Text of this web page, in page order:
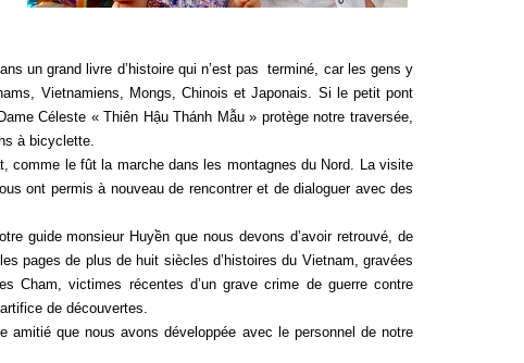
un grand livre d’histoire qui n’est pas terminé, car les gens y
Vietnamiens, Mongs, Chinois et Japonais. Si le petit pont
Céleste « Thiên Hậu Thánh Mẫu » protège notre traversée,
à bicyclette.
comme le fût la marche dans les montagnes du Nord. La visite
ont permis à nouveau de rencontrer et de dialoguer avec des
guide monsieur Huyền que nous devons d’avoir retrouvé, de
pages de plus de huit siècles d’histoires du Vietnam, gravées
Cham, victimes récentes d’un grave crime de guerre contre
de découvertes.
que nous avons développée avec le personnel de notre